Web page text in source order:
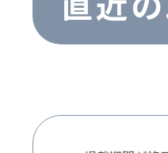
マクロ経済
その他
お問い合わせ